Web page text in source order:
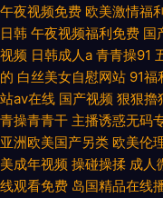
午夜视频免费 欧美激情福
日韩 午夜视频福利免费 国
视频 日韩成人a 青青操91
的 白丝美女自慰网站 91福
站av在线 国产视频 狠狠擼
青操青青干 主播诱惑无码
亚洲欧美国产另类 欧美伦
美成年视频 操碰操揉 成人
线观看免费 岛国精品在线